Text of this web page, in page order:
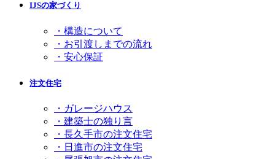
IJSの家づくり
・構造について
・お引渡しまでの流れ
・安心保証
注文住宅
・ガレージハウス
・建築士の独り言
・長久手市の注文住宅
・日進市の注文住宅